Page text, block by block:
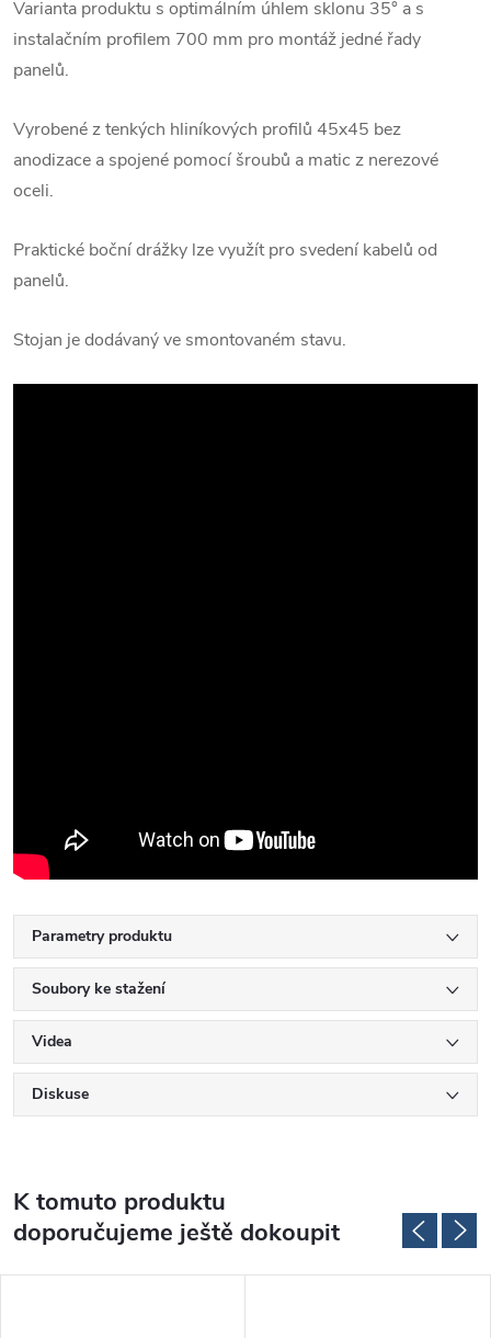
Varianta produktu s optimálním úhlem sklonu 35° a s
instalačním profilem 700 mm pro montáž jedné řady
panelů.
Vyrobené z tenkých hliníkových profilů 45x45 bez
anodizace a spojené pomocí šroubů a matic z nerezové
oceli.
Praktické boční drážky lze využít pro svedení kabelů od
panelů.
Stojan je dodávaný ve smontovaném stavu.
Parametry produktu
Soubory ke stažení
Videa
Diskuse
K tomuto produktu
doporučujeme ještě dokoupit